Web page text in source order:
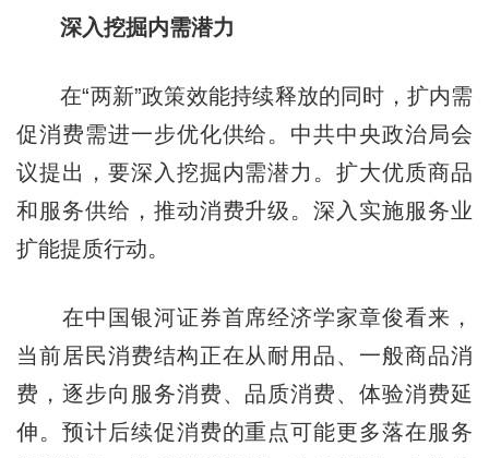
深入挖掘内需潜力
在“两新”政策效能持续释放的同时，扩内需
促消费需进一步优化供给。中共中央政治局会
议提出，要深入挖掘内需潜力。扩大优质商品
和服务供给，推动消费升级。深入实施服务业
扩能提质行动。
在中国银河证券首席经济学家章俊看来，
当前居民消费结构正在从耐用品、一般商品消
费，逐步向服务消费、品质消费、体验消费延
伸。预计后续促消费的重点可能更多落在服务